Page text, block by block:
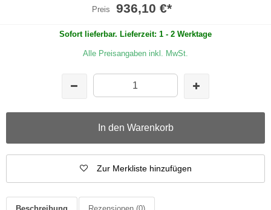
Preis 936,10 €*
Sofort lieferbar. Lieferzeit: 1 - 2 Werktage
Alle Preisangaben inkl. MwSt.
In den Warenkorb
Zur Merkliste hinzufügen
Beschreibung Rezensionen (0)